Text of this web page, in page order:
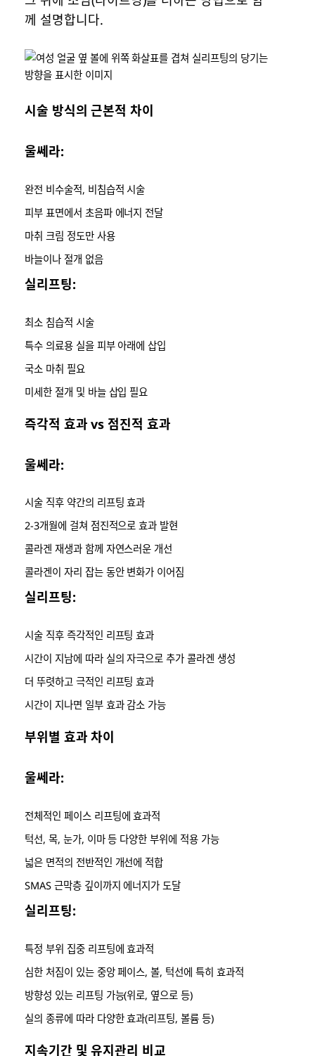
께 설명합니다.
시술 방식의 근본적 차이
울쎄라:
완전 비수술적, 비침습적 시술
피부 표면에서 초음파 에너지 전달
마취 크림 정도만 사용
바늘이나 절개 없음
실리프팅:
최소 침습적 시술
특수 의료용 실을 피부 아래에 삽입
국소 마취 필요
미세한 절개 및 바늘 삽입 필요
즉각적 효과 vs 점진적 효과
울쎄라:
시술 직후 약간의 리프팅 효과
2-3개월에 걸쳐 점진적으로 효과 발현
콜라겐 재생과 함께 자연스러운 개선
콜라겐이 자리 잡는 동안 변화가 이어짐
실리프팅:
시술 직후 즉각적인 리프팅 효과
시간이 지남에 따라 실의 자극으로 추가 콜라겐 생성
더 뚜렷하고 극적인 리프팅 효과
시간이 지나면 일부 효과 감소 가능
부위별 효과 차이
울쎄라:
전체적인 페이스 리프팅에 효과적
턱선, 목, 눈가, 이마 등 다양한 부위에 적용 가능
넓은 면적의 전반적인 개선에 적합
SMAS 근막층 깊이까지 에너지가 도달
실리프팅:
특정 부위 집중 리프팅에 효과적
심한 처짐이 있는 중앙 페이스, 볼, 턱선에 특히 효과적
방향성 있는 리프팅 가능(위로, 옆으로 등)
실의 종류에 따라 다양한 효과(리프팅, 볼륨 등)
지속기간 및 유지관리 비교